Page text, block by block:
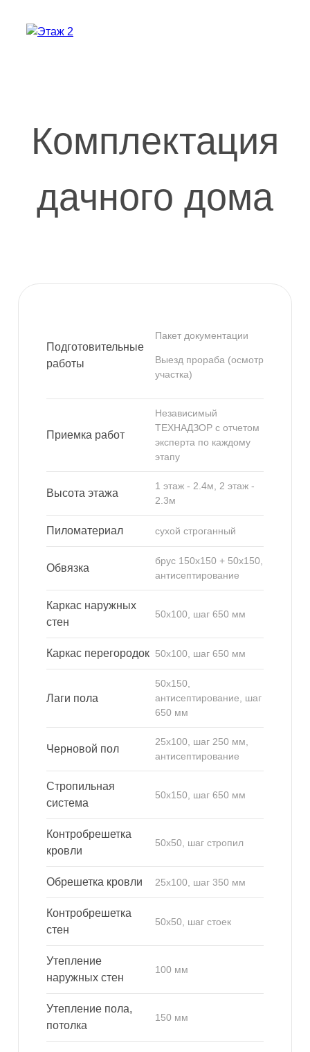
Комплектация
дачного дома
Подготовительные
работы
Пакет документации
Выезд прораба (осмотр
участка)
Приемка работ
Независимый
ТЕХНАДЗОР с отчетом
эксперта по каждому
этапу
Высота этажа
1 этаж - 2.4м, 2 этаж -
2.3м
Пиломатериал сухой строганный
Обвязка
брус 150х150 + 50х150,
антисептирование
Каркас наружных
стен
50х100, шаг 650 мм
Каркас перегородок 50х100, шаг 650 мм
Лаги пола
50х150,
антисептирование, шаг
650 мм
Черновой пол
25х100, шаг 250 мм,
антисептирование
Стропильная
система
50х150, шаг 650 мм
Контробрешетка
кровли
50х50, шаг стропил
Обрешетка кровли 25х100, шаг 350 мм
Контробрешетка
стен
50х50, шаг стоек
Утепление
наружных стен
100 мм
Утепление пола,
потолка
150 мм